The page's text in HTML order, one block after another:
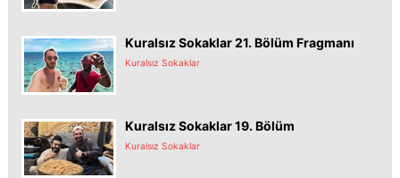
Kuralsız Sokaklar 21. Bölüm Fragmanı
Kuralsız Sokaklar
Kuralsız Sokaklar 19. Bölüm
Kuralsız Sokaklar